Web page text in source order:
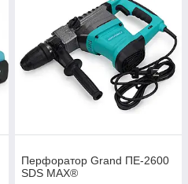
Перфоратор Grand ПЕ-2600
SDS MAX®